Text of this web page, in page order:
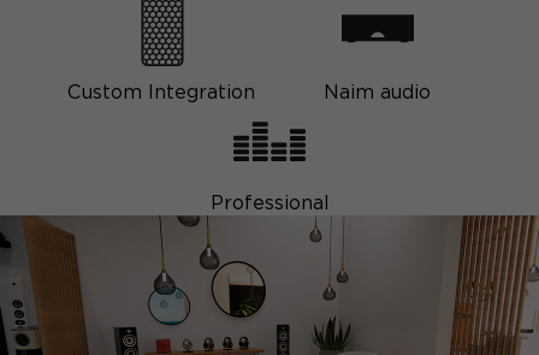
Custom Integration Naim audio
Professional